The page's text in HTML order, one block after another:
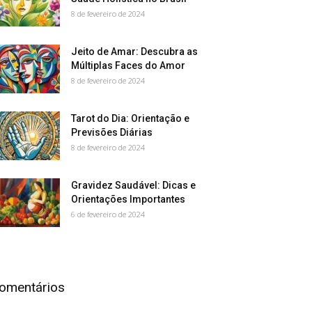
8 de fevereiro de 2024
Jeito de Amar: Descubra as
Múltiplas Faces do Amor
8 de fevereiro de 2024
Tarot do Dia: Orientação e
Previsões Diárias
8 de fevereiro de 2024
Gravidez Saudável: Dicas e
Orientações Importantes
6 de fevereiro de 2024